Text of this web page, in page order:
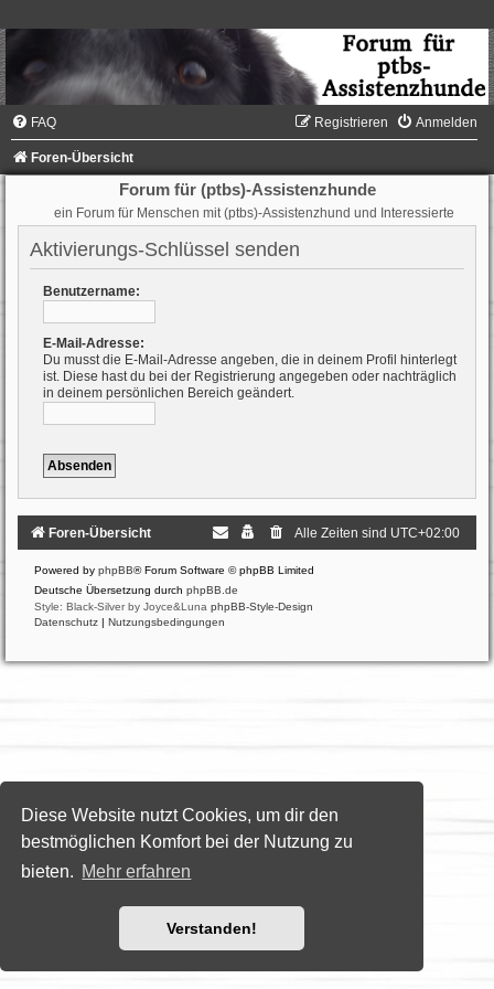
Diese Website nutzt Cookies, um dir den
bestmöglichen Komfort bei der Nutzung zu
bieten. Mehr erfahren
Verstanden!
FAQ Anmelden
Registrieren
Foren-Übersicht
Forum für (ptbs)-Assistenzhunde
ein Forum für Menschen mit (ptbs)-Assistenzhund und Interessierte
Aktivierungs-Schlüssel senden
Benutzername:
E-Mail-Adresse:
Du musst die E-Mail-Adresse angeben, die in deinem Profil hinterlegt
ist. Diese hast du bei der Registrierung angegeben oder nachträglich
in deinem persönlichen Bereich geändert.
Foren-Übersicht Alle Zeiten sind UTC+02:00
Powered by phpBB® Forum Software © phpBB Limited
Deutsche Übersetzung durch phpBB.de
Style: Black-Silver by Joyce&Luna phpBB-Style-Design
Datenschutz | Nutzungsbedingungen